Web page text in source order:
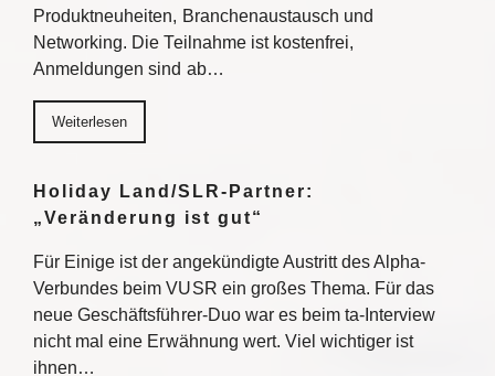
Produktneuheiten, Branchenaustausch und
Networking. Die Teilnahme ist kostenfrei,
Anmeldungen sind ab…
Weiterlesen
Holiday Land/SLR-Partner:
„Veränderung ist gut“
Für Einige ist der angekündigte Austritt des Alpha-
Verbundes beim VUSR ein großes Thema. Für das
neue Geschäftsführer-Duo war es beim ta-Interview
nicht mal eine Erwähnung wert. Viel wichtiger ist
ihnen…